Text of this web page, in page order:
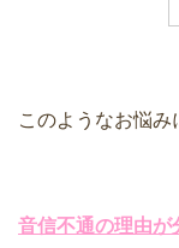
このようなお悩み
音信不通の理由が